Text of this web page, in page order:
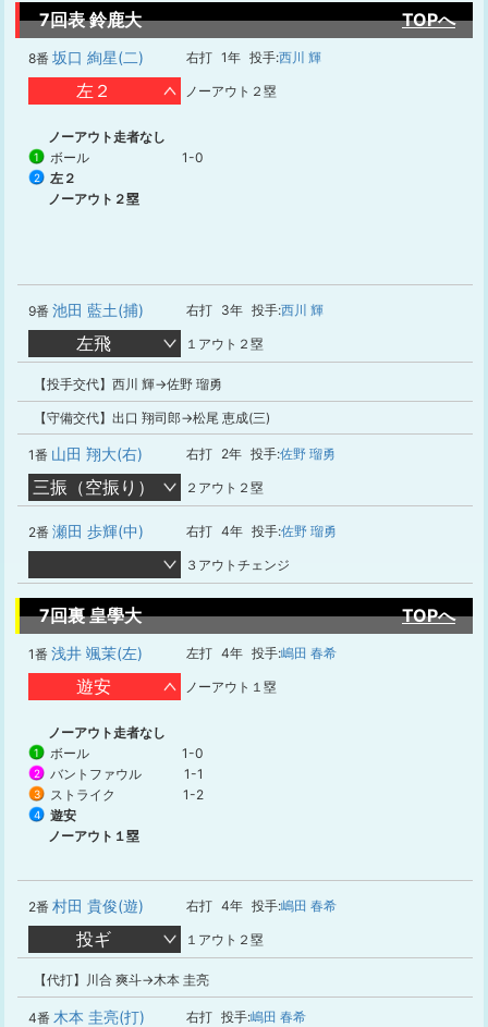
7回表 鈴鹿大 TOPへ
8番 坂口 絢星(二) 右打 1年 投手:西川 輝
左２ ノーアウト２塁
ノーアウト走者なし
1 ボール 1-0
2
左２
ノーアウト２塁
9番 池田 藍土(捕) 右打 3年 投手:西川 輝
左飛 １アウト２塁
【投手交代】西川 輝→佐野 瑠勇
【守備交代】出口 翔司郎→松尾 恵成(三)
1番 山田 翔大(右) 右打 2年 投手:佐野 瑠勇
三振（空振り） ２アウト２塁
2番 瀬田 歩輝(中) 右打 4年 投手:佐野 瑠勇
３アウトチェンジ
7回裏 皇學大 TOPへ
1番 浅井 颯茉(左) 左打 4年 投手:嶋田 春希
遊安 ノーアウト１塁
ノーアウト走者なし
1 ボール 1-0
2 バントファウル 1-1
3 ストライク 1-2
4
遊安
ノーアウト１塁
2番 村田 貴俊(遊) 右打 4年 投手:嶋田 春希
投ギ １アウト２塁
【代打】川合 爽斗→木本 圭亮
4番 木本 圭亮(打) 右打 投手:嶋田 春希